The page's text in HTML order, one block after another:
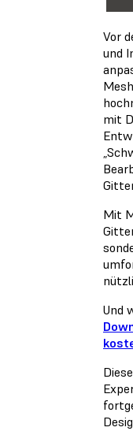
Vor
und
mit
Mit
Und